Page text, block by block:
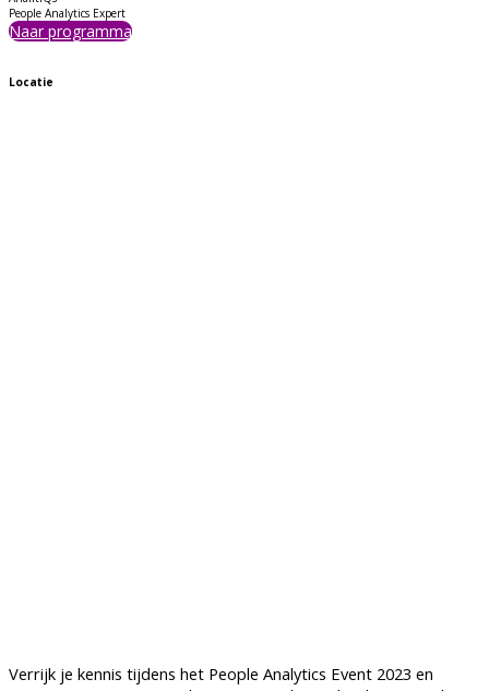
People Analytics Expert
Naar programma
Locatie
Verrijk je kennis tijdens het People Analytics Event 2023 en